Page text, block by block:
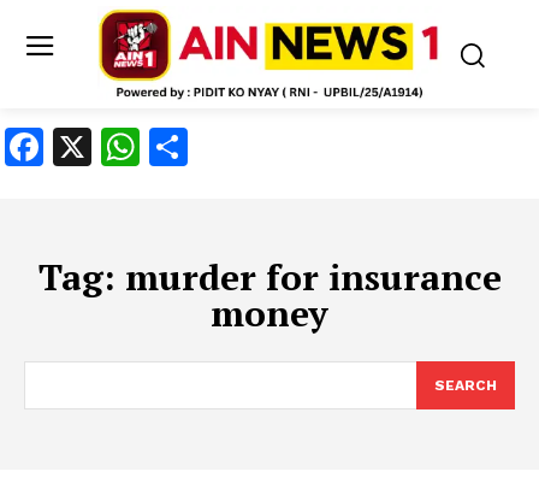
Facebook
X WhatsApp
Tag: murder for insurance
money
SEARCH